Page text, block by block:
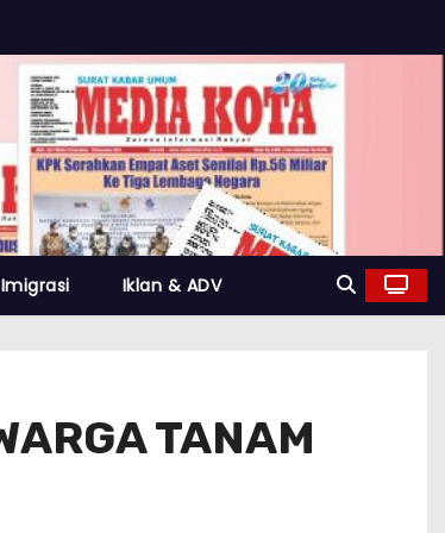
Imigrasi Iklan & ADV
TANAM